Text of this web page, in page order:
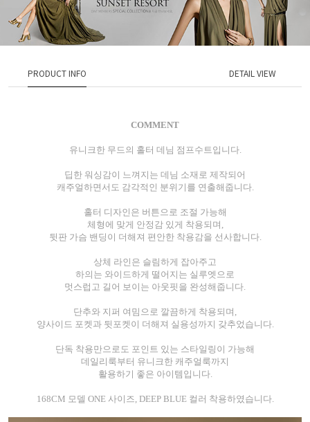
PRODUCT INFO DETAIL VIEW
COMMENT
유니크한 무드의 홀터 데님 점프수트입니다.
딥한 워싱감이 느껴지는 데님 소재로 제작되어
캐주얼하면서도 감각적인 분위기를 연출해줍니다.
홀터 디자인은 버튼으로 조절 가능해
체형에 맞게 안정감 있게 착용되며,
뒷판 가슴 밴딩이 더해져 편안한 착용감을 선사합니다.
상체 라인은 슬림하게 잡아주고
하의는 와이드하게 떨어지는 실루엣으로
멋스럽고 길어 보이는 아웃핏을 완성해줍니다.
단추와 지퍼 여밈으로 깔끔하게 착용되며,
양사이드 포켓과 뒷포켓이 더해져 실용성까지 갖추었습니다.
단독 착용만으로도 포인트 있는 스타일링이 가능해
데일리룩부터 유니크한 캐주얼룩까지
활용하기 좋은 아이템입니다.
168CM 모델 ONE 사이즈, DEEP BLUE 컬러 착용하였습니다.